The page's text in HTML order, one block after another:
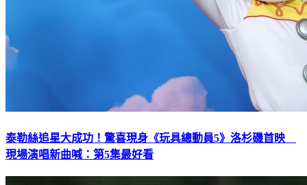
泰勒絲追星大成功！驚喜現身《玩具總動員5》洛杉磯首映
現場演唱新曲喊：第5集最好看